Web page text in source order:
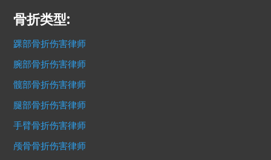
骨折类型:
踝部骨折伤害律师
腕部骨折伤害律师
髋部骨折伤害律师
腿部骨折伤害律师
手臂骨折伤害律师
颅骨骨折伤害律师